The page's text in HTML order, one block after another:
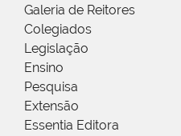
Galeria de Reitores
Colegiados
Legislação
Ensino
Pesquisa
Extensão
Essentia Editora